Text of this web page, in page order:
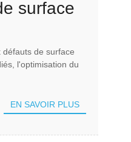
surface
du
de surface
l'optimisation du
EN SAVOIR PLUS